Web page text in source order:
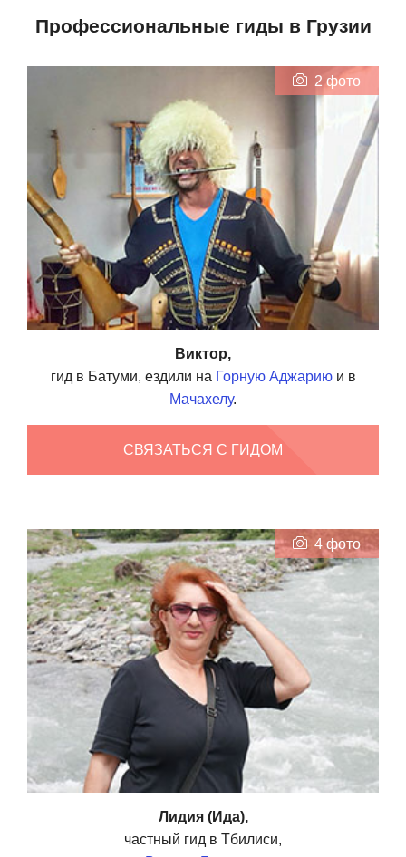
Профессиональные гиды в Грузии
2 фото
Виктор,
гид в Батуми, ездили на Горную Аджариюи в
Мачахелу.
СВЯЗАТЬСЯ С ГИДОМ
4 фото
Лидия (Ида),
частный гид в Тбилиси,